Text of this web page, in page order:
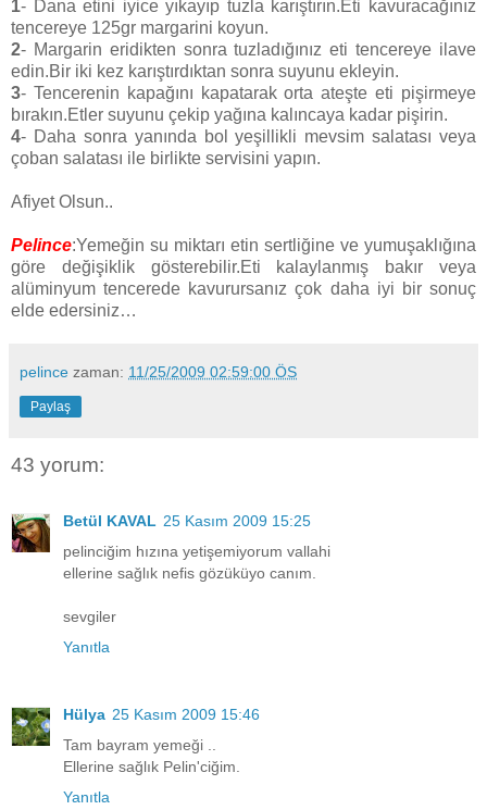
1- Dana etini iyice yıkayıp tuzla karıştırın.Eti kavuracağınız
tencereye 125gr margarini koyun.
2- Margarin eridikten sonra tuzladığınız eti tencereye ilave
edin.Bir iki kez karıştırdıktan sonra suyunu ekleyin.
3- Tencerenin kapağını kapatarak orta ateşte eti pişirmeye
bırakın.Etler suyunu çekip yağına kalıncaya kadar pişirin.
4- Daha sonra yanında bol yeşillikli mevsim salatası veya
çoban salatası ile birlikte servisini yapın.
Afiyet Olsun..
Pelince:Yemeğin su miktarı etin sertliğine ve yumuşaklığına
göre değişiklik gösterebilir.Eti kalaylanmış bakır veya
alüminyum tencerede kavurursanız çok daha iyi bir sonuç
elde edersiniz…
pelince zaman: 11/25/2009 02:59:00 ÖS
Paylaş
43 yorum:
Betül KAVAL 25 Kasım 2009 15:25
pelinciğim hızına yetişemiyorum vallahi
ellerine sağlık nefis gözüküyo canım.
sevgiler
Yanıtla
Hülya 25 Kasım 2009 15:46
Tam bayram yemeği ..
Ellerine sağlık Pelin'ciğim.
Yanıtla